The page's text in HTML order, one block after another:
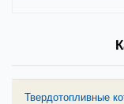
Твердотопливные